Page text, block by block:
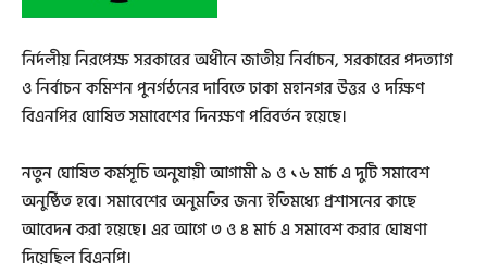
নির্দলীয় নিরপেক্ষ সরকারের অধীনে জাতীয় নির্বাচন, সরকারের পদত্যাগ
ও নির্বাচন কমিশন পুনর্গঠনের দাবিতে ঢাকা মহানগর উত্তর ও দক্ষিণ
বিএনপির ঘোষিত সমাবেশের দিনক্ষণ পরিবর্তন হয়েছে।
নতুন ঘোষিত কর্মসূচি অনুযায়ী আগামী ৯ ও ১৬ মার্চ এ দুটি সমাবেশ
অনুষ্ঠিত হবে। সমাবেশের অনুমতির জন্য ইতিমধ্যে প্রশাসনের কাছে
আবেদন করা হয়েছে। এর আগে ৩ ও ৪ মার্চ এ সমাবেশ করার ঘোষণা
দিয়েছিল বিএনপি।